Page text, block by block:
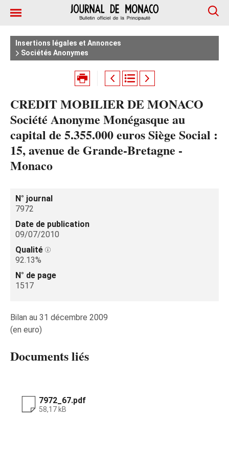
Insertions légales et Annonces
Sociétés Anonymes
CREDIT MOBILIER DE MONACO
Société Anonyme Monégasque au
capital de 5.355.000 euros Siège Social :
15, avenue de Grande-Bretagne -
Monaco
N° journal
7972
Date de publication
09/07/2010
Qualité
92.13%
N° de page
1517
Bilan au 31 décembre 2009
(en euro)
Documents liés
7972_67.pdf
58,17 kB